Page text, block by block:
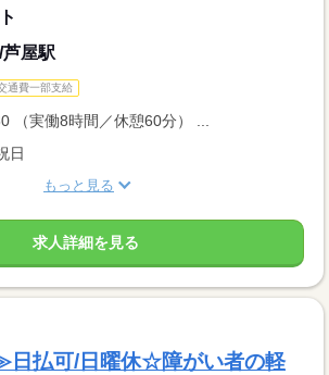
屋駅
通費一部支給
（実働8時間／休憩60分） ...
日
もっと見る
求人詳細を見る
払可/日曜休☆障がい者の軽